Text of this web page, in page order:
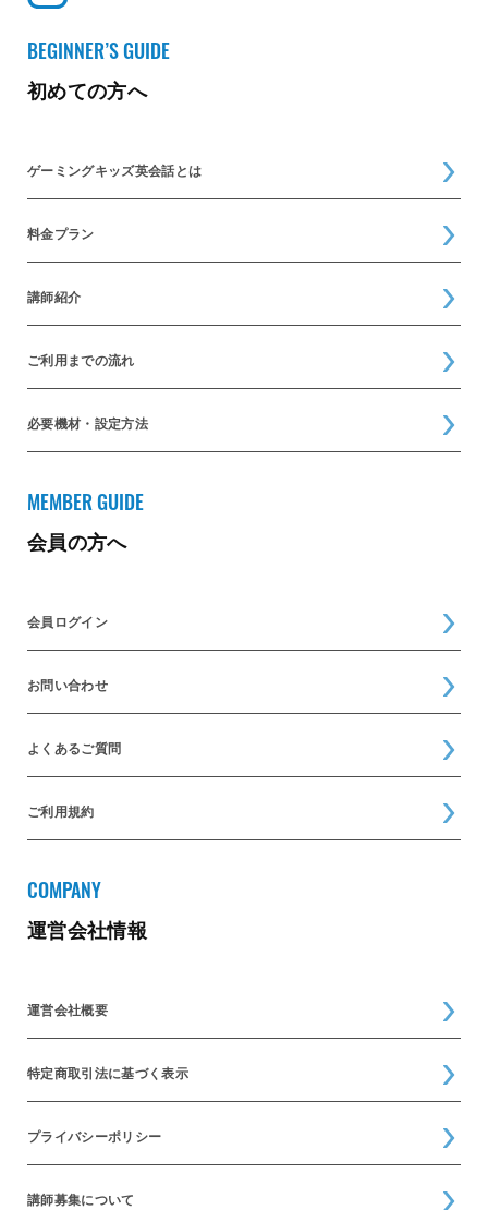
BEGINNER’S GUIDE
初めての方へ
ゲーミングキッズ英会話とは
料金プラン
講師紹介
ご利用までの流れ
必要機材・設定方法
MEMBER GUIDE
会員の方へ
会員ログイン
お問い合わせ
よくあるご質問
ご利用規約
COMPANY
運営会社情報
運営会社概要
特定商取引法に基づく表示
プライバシーポリシー
講師募集について